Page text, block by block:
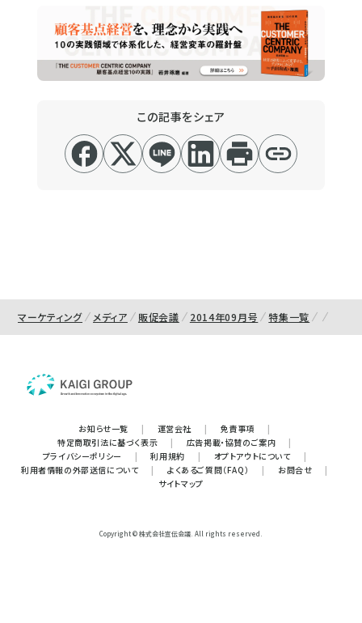
この記事をシェア
マーケティング メディア 販促会議 2014年09月号 特集一覧
お知らせ一覧 | 運営会社 | 免責事項
|
特定商取引法に基づく表示
| 広告掲載・協賛のご案内
|
プライバシーポリシー
| 利用規約 | オプトアウトについて
|
利用者情報の外部送信について
| よくあるご質問（FAQ） | お問合せ
|
サイトマップ
Copyright © 株式会社宣伝会議. All rights reserved.